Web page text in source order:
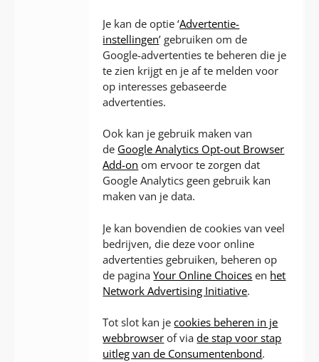
Je kan de optie ‘Advertentie-
instellingen’ gebruiken om de
Google-advertenties te beheren die je
te zien krijgt en je af te melden voor
op interesses gebaseerde
advertenties.
Ook kan je gebruik maken van
de Google Analytics Opt-out Browser
Add-on om ervoor te zorgen dat
Google Analytics geen gebruik kan
maken van je data.
Je kan bovendien de cookies van veel
bedrijven, die deze voor online
advertenties gebruiken, beheren op
de paginaYour Online Choices en het
Network Advertising Initiative.
Tot slot kan jecookies beheren in je
webbrowser of viade stap voor stap
uitleg van de Consumentenbond.